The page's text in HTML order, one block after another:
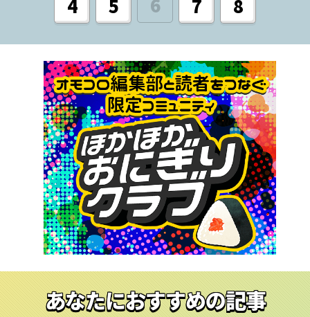
4 5 6 7 8
あなたにおすすめの記事